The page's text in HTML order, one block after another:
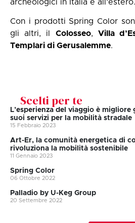
archeologici in Italia e all’estero.
Con i prodotti Spring Color
gli altri, il Colosseo, Villa
Templari di Gerusalemme.
Scelti per te
L’esperienza del viaggio è migliore
suoi servizi per la mobilità stradale
15 Febbraio 2023
Art-Er, la comunità energetica di
rivoluziona la mobilità sostenibile
11 Gennaio 2023
Spring Color
06 Ottobre 2022
Palladio by U-Keg Group
20 Settembre 2022